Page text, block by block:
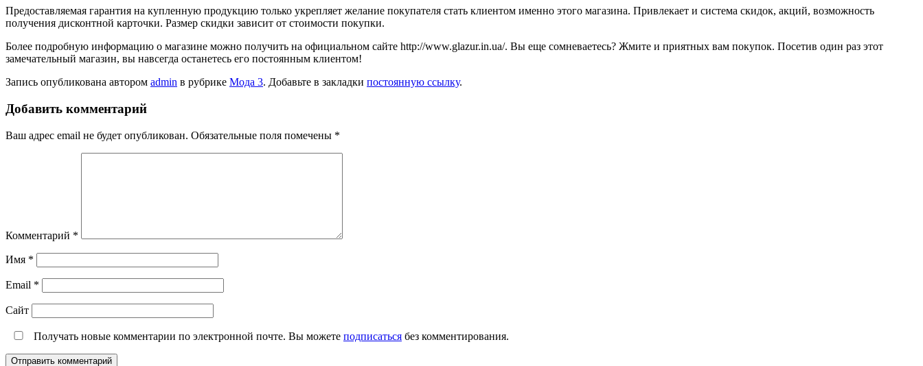
Предоставляемая гарантия на купленную продукцию только укрепляет желание покупателя стать клиентом именно этого магазина. Привлекает и система скидок, акций, возможность
получения дисконтной карточки. Размер скидки зависит от стоимости покупки.
Более подробную информацию о магазине можно получить на официальном сайте http://www.glazur.in.ua/. Вы еще сомневаетесь? Жмите и приятных вам покупок. Посетив один раз этот
замечательный магазин, вы навсегда останетесь его постоянным клиентом!
Запись опубликована автором admin в рубрике Мода 3. Добавьте в закладки постоянную ссылку.
Добавить комментарий
Ваш адрес email не будет опубликован. Обязательные поля помечены *
Комментарий *
Имя *
Email *
Сайт
Получать новые комментарии по электронной почте. Вы можете подписаться без комментирования.